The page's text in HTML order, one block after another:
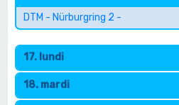
DTM - Nürburgring 2 -
17. lundi
18. mardi